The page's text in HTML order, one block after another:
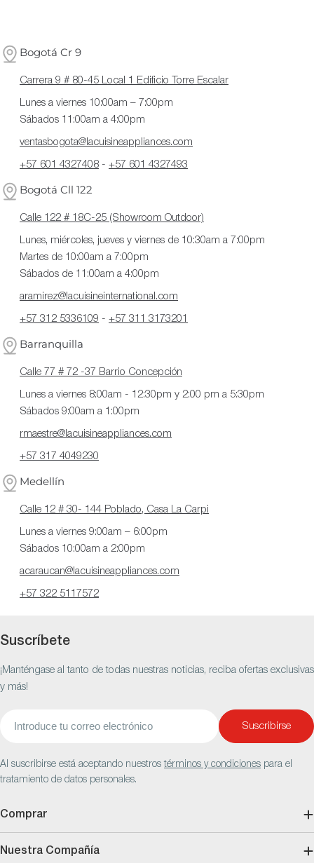
Bogotá Cr 9
Carrera 9 # 80-45 Local 1 Edificio Torre Escalar
Lunes a viernes 10:00am – 7:00pm
Sábados 11:00am a 4:00pm
ventasbogota@lacuisineappliances.com
+57 601 4327408 - +57 601 4327493
Bogotá Cll 122
Calle 122 # 18C-25 (Showroom Outdoor)
Lunes, miércoles, jueves y viernes de 10:30am a 7:00pm
Martes de 10:00am a 7:00pm
Sábados de 11:00am a 4:00pm
aramirez@lacuisineinternational.com
+57 312 5336109 - +57 311 3173201
Barranquilla
Calle 77 # 72 -37 Barrio Concepción
Lunes a viernes 8:00am - 12:30pm y 2:00 pm a 5:30pm
Sábados 9:00am a 1:00pm
rmaestre@lacuisineappliances.com
+57 317 4049230
Medellín
Calle 12 # 30- 144 Poblado, Casa La Carpi
Lunes a viernes 9:00am – 6:00pm
Sábados 10:00am a 2:00pm
acaraucan@lacuisineappliances.com
+57 322 5117572
Suscríbete
¡Manténgase al tanto de todas nuestras noticias, reciba ofertas exclusivas
y más!
Suscribirse
Al suscribirse está aceptando nuestrostérminos y condiciones para el
tratamiento de datos personales.
Comprar
Nuestra Compañía